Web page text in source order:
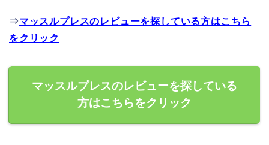
⇒マッスルプレスのレビューを探している方はこちら
をクリック
マッスルプレスのレビューを探している
方はこちらをクリック